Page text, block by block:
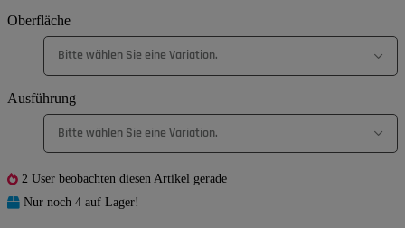
Oberfläche
Bitte wählen Sie eine Variation.
Ausführung
Bitte wählen Sie eine Variation.
2 User beobachten diesen Artikel gerade
Nur noch 4 auf Lager!